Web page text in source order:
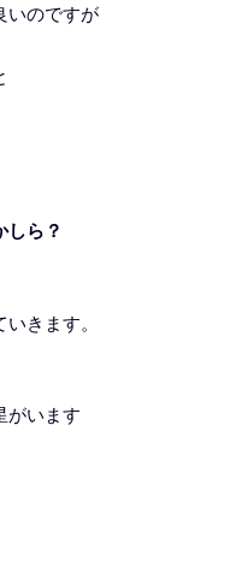
いのですが
しら？
きます。
がいます